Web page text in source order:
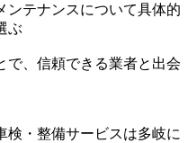
ンテナンスについて具体的
ぶ
で、信頼できる業者と出会
検・整備サービスは多岐に